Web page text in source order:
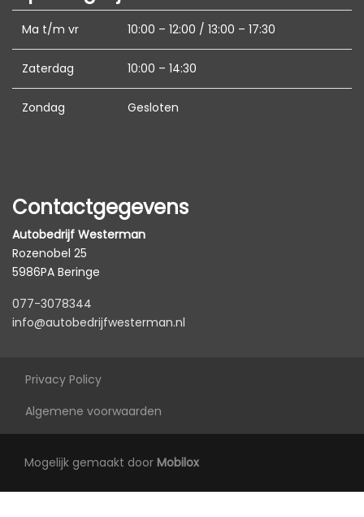
Ma t/m vr 10:00 – 12:00 / 13:00 – 17:30
Zaterdag 10:00 – 14:30
Zondag Gesloten
Contactgegevens
Autobedrijf Westerman
Rozenobel 25
5986PA Beringe
077-3078344
info@autobedrijfwesterman.nl
Privacy Policy
Algemene voorwaarden
Mogelijk gemaakt door Mobilox